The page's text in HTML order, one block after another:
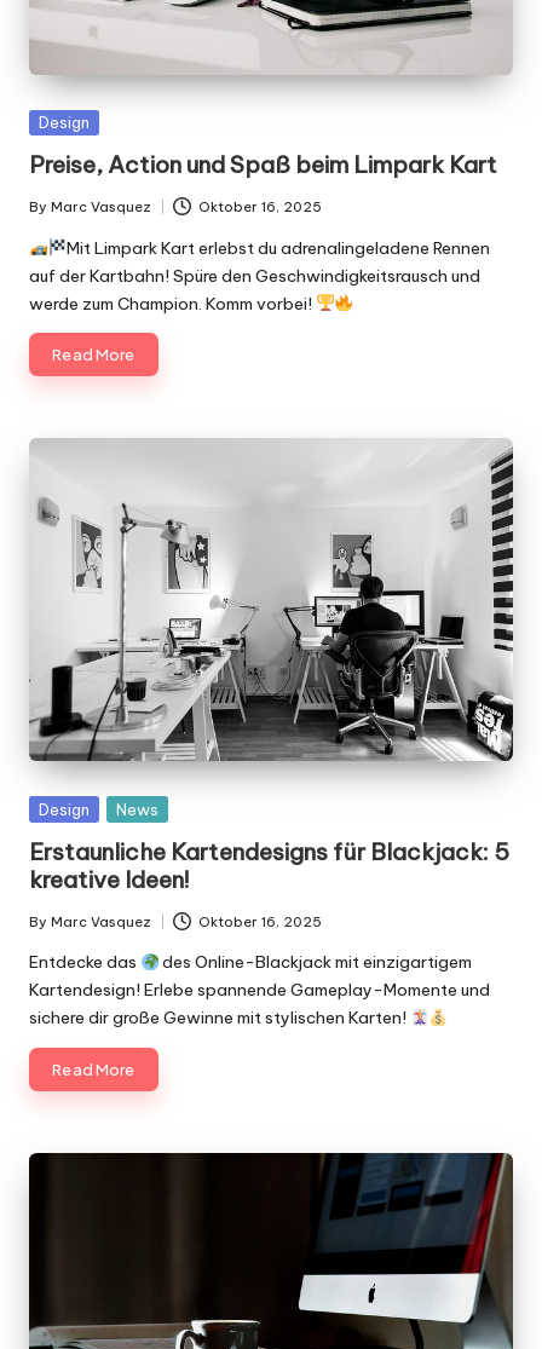
Posted
Design
Preise, Action und Spaß beim Limpark Kart
Posted
By Marc Vasquez Oktober 16, 2025
Mit Limpark Kart erlebst du adrenalingeladene Rennen
auf der Kartbahn! Spüre den Geschwindigkeitsrausch und
werde zum Champion. Komm vorbei!
Read More
Posted
Design News
Erstaunliche Kartendesigns für Blackjack: 5
kreative Ideen!
Posted
by
By Marc Vasquez Oktober 16, 2025
Entdecke das
des Online-Blackjack mit einzigartigem
Kartendesign! Erlebe spannende Gameplay-Momente und
sichere dir große Gewinne mit stylischen Karten!
Read More